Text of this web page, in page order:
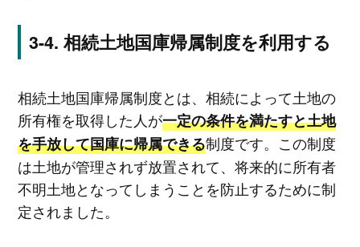
相続土地国庫帰属制度を利用する
相続土地国庫帰属制度とは、相続によって土地の
所有権を取得した人が一定の条件を満たすと土地
を手放して国庫に帰属できる制度です。この制度
は土地が管理されず放置されて、将来的に所有者
不明土地となってしまうことを防止するために制
定されました。